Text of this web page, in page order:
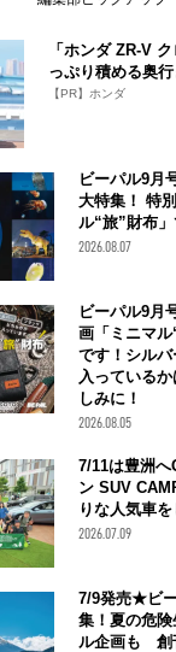
「ホンダ ZR-V
っぷり積める奥
【PR】ホンダ
ビーパル9月
大特集！ 特
ル“旅”財布」
2026.08.07
ビーパル9月
画「ミニマ
です！シル
入っている
しみに！
2026.08.05
7/11は豊洲
ン SUV
りな人気車
2026.07.09
7/9発売★ビ
集！夏の危
ル企画も 創